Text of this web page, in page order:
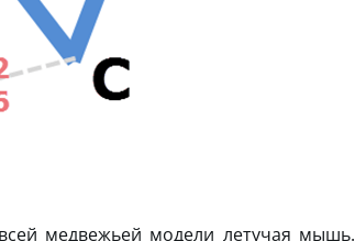
медвежьей модели летучая мышь.